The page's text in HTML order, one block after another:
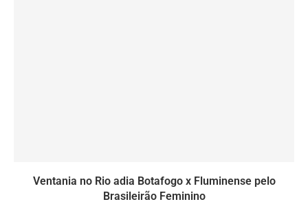
Ventania no Rio adia Botafogo x Fluminense pelo
Brasileirão Feminino